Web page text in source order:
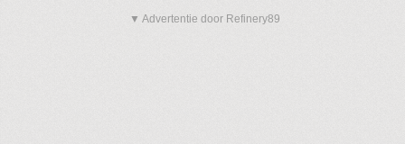
▼ Advertentie door Refinery89